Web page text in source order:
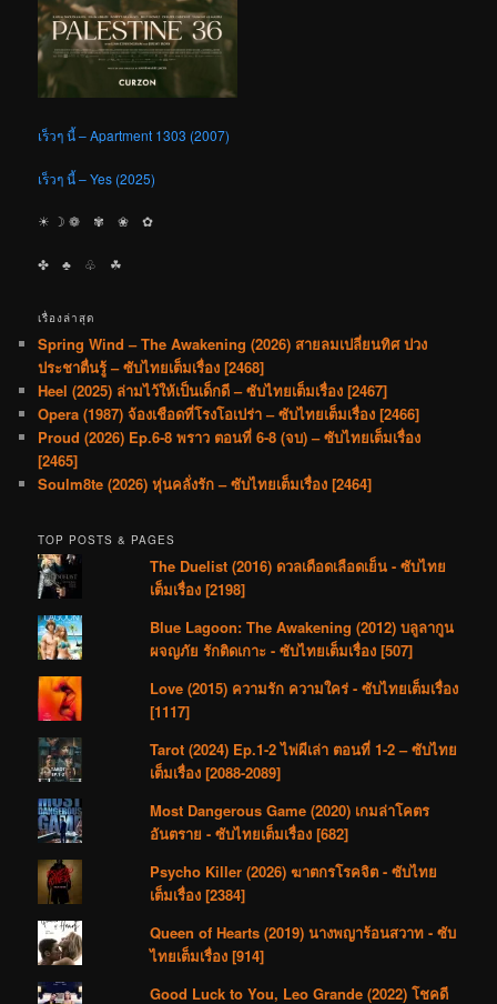
เร็วๆ นี้ – Apartment 1303 (2007)
เร็วๆ นี้ – Yes (2025)
☀︎ ☽ ❁ ✾ ❀ ✿
✤ ♣︎ ♧ ☘︎
เรื่องล่าสุด
Spring Wind – The Awakening (2026) สายลมเปลี่ยนทิศ ปวง
ประชาตื่นรู้ – ซับไทยเต็มเรื่อง [2468]
Heel (2025) ล่ามไว้ให้เป็นเด็กดี – ซับไทยเต็มเรื่อง [2467]
Opera (1987) จ้องเชือดที่โรงโอเปร่า – ซับไทยเต็มเรื่อง [2466]
Proud (2026) Ep.6-8 พราว ตอนที่ 6-8 (จบ) – ซับไทยเต็มเรื่อง
[2465]
Soulm8te (2026) หุ่นคลั่งรัก – ซับไทยเต็มเรื่อง [2464]
TOP POSTS & PAGES
The Duelist (2016) ดวลเดือดเลือดเย็น - ซับไทย
เต็มเรื่อง [2198]
Blue Lagoon: The Awakening (2012) บลูลากูน
ผจญภัย รักติดเกาะ - ซับไทยเต็มเรื่อง [507]
Love (2015) ความรัก ความใคร่ - ซับไทยเต็มเรื่อง
[1117]
Tarot (2024) Ep.1-2 ไพ่ผีเล่า ตอนที่ 1-2 – ซับไทย
เต็มเรื่อง [2088-2089]
Most Dangerous Game (2020) เกมล่าโคตร
อันตราย - ซับไทยเต็มเรื่อง [682]
Psycho Killer (2026) ฆาตกรโรคจิต - ซับไทย
เต็มเรื่อง [2384]
Queen of Hearts (2019) นางพญาร้อนสวาท - ซับ
ไทยเต็มเรื่อง [914]
Good Luck to You, Leo Grande (2022) โชคดี